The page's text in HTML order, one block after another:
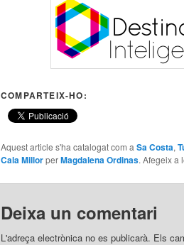
COMPARTEIX-HO:
Aquest article s'ha catalogat com a Sa Costa,
Cala MillorperMagdalena Ordinas. Afegeix a
Deixa un comentari
L'adreça electrònica no es publicarà. Els